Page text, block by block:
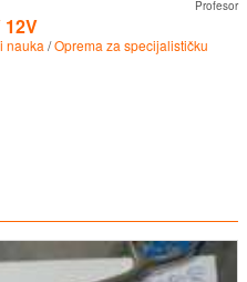
Profesor
nauka /Oprema za specijalističku